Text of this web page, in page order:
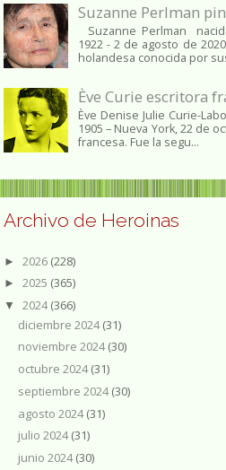
Suzanne Perlman
Suzanne Perlman
1922 - 2 de agosto de
holandesa conocida por
Ève Curie escritora
Ève Denise Julie Curie-
1905 – Nueva York, 22 de
francesa. Fue la segu...
Archivo de Heroinas
► 2026 (228)
► 2025 (365)
▼ 2024(366)
diciembre 2024(31)
noviembre 2024(30)
octubre 2024(31)
septiembre 2024(30)
agosto 2024(31)
julio 2024(31)
junio 2024(30)